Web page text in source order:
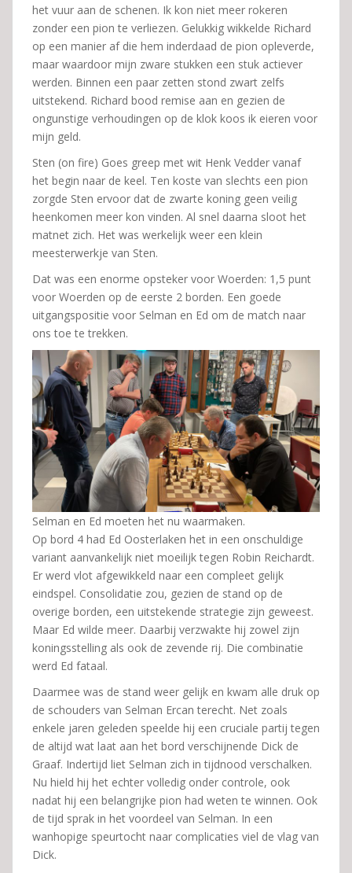
het vuur aan de schenen. Ik kon niet meer rokeren
zonder een pion te verliezen. Gelukkig wikkelde Richard
op een manier af die hem inderdaad de pion opleverde,
maar waardoor mijn zware stukken een stuk actiever
werden. Binnen een paar zetten stond zwart zelfs
uitstekend. Richard bood remise aan en gezien de
ongunstige verhoudingen op de klok koos ik eieren voor
mijn geld.
Sten (on fire) Goes greep met wit Henk Vedder vanaf
het begin naar de keel. Ten koste van slechts een pion
zorgde Sten ervoor dat de zwarte koning geen veilig
heenkomen meer kon vinden. Al snel daarna sloot het
matnet zich. Het was werkelijk weer een klein
meesterwerkje van Sten.
Dat was een enorme opsteker voor Woerden: 1,5 punt
voor Woerden op de eerste 2 borden. Een goede
uitgangspositie voor Selman en Ed om de match naar
ons toe te trekken.
Selman en Ed moeten het nu waarmaken.
Op bord 4 had Ed Oosterlaken het in een onschuldige
variant aanvankelijk niet moeilijk tegen Robin Reichardt.
Er werd vlot afgewikkeld naar een compleet gelijk
eindspel. Consolidatie zou, gezien de stand op de
overige borden, een uitstekende strategie zijn geweest.
Maar Ed wilde meer. Daarbij verzwakte hij zowel zijn
koningsstelling als ook de zevende rij. Die combinatie
werd Ed fataal.
Daarmee was de stand weer gelijk en kwam alle druk op
de schouders van Selman Ercan terecht. Net zoals
enkele jaren geleden speelde hij een cruciale partij tegen
de altijd wat laat aan het bord verschijnende Dick de
Graaf. Indertijd liet Selman zich in tijdnood verschalken.
Nu hield hij het echter volledig onder controle, ook
nadat hij een belangrijke pion had weten te winnen. Ook
de tijd sprak in het voordeel van Selman. In een
wanhopige speurtocht naar complicaties viel de vlag van
Dick.